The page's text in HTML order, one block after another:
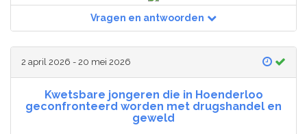
Vragen en antwoorden
2 april 2026 - 20 mei 2026
Kwetsbare jongeren die in Hoenderloo
geconfronteerd worden met drugshandel en
geweld